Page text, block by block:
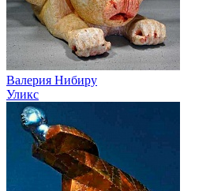
Валерия Нибиру
Уликс